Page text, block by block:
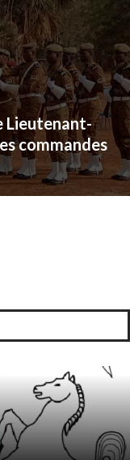
Lieutenant-
commandes